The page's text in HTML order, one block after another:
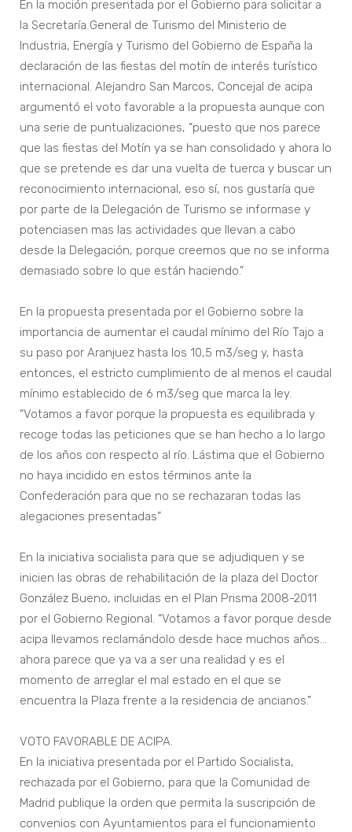
En la moción presentada por el Gobierno para solicitar a
la Secretaría General de Turismo del Ministerio de
Industria, Energía y Turismo del Gobierno de España la
declaración de las fiestas del motín de interés turístico
internacional. Alejandro San Marcos, Concejal de acipa
argumentó el voto favorable a la propuesta aunque con
una serie de puntualizaciones, “puesto que nos parece
que las fiestas del Motín ya se han consolidado y ahora lo
que se pretende es dar una vuelta de tuerca y buscar un
reconocimiento internacional, eso sí, nos gustaría que
por parte de la Delegación de Turismo se informase y
potenciasen mas las actividades que llevan a cabo
desde la Delegación, porque creemos que no se informa
demasiado sobre lo que están haciendo.”
En la propuesta presentada por el Gobierno sobre la
importancia de aumentar el caudal mínimo del Río Tajo a
su paso por Aranjuez hasta los 10,5 m3/seg y, hasta
entonces, el estricto cumplimiento de al menos el caudal
mínimo establecido de 6 m3/seg que marca la ley.
“Votamos a favor porque la propuesta es equilibrada y
recoge todas las peticiones que se han hecho a lo largo
de los años con respecto al río. Lástima que el Gobierno
no haya incidido en estos términos ante la
Confederación para que no se rechazaran todas las
alegaciones presentadas”
En la iniciativa socialista para que se adjudiquen y se
inicien las obras de rehabilitación de la plaza del Doctor
González Bueno, incluidas en el Plan Prisma 2008-2011
por el Gobierno Regional. “Votamos a favor porque desde
acipa llevamos reclamándolo desde hace muchos años…
ahora parece que ya va a ser una realidad y es el
momento de arreglar el mal estado en el que se
encuentra la Plaza frente a la residencia de ancianos.”
VOTO FAVORABLE DE ACIPA.
En la iniciativa presentada por el Partido Socialista,
rechazada por el Gobierno, para que la Comunidad de
Madrid publique la orden que permita la suscripción de
convenios con Ayuntamientos para el funcionamiento